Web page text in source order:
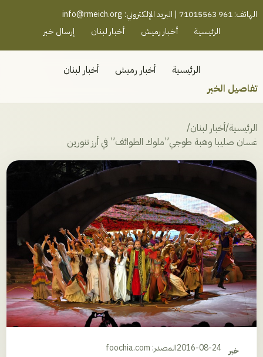
رميش جنوب - لبنان
الهاتف: 961 71015563 | البريد الإلكتروني:
info@rmeich.org
الرئيسية
أخبار رميش أخبار لبنان إرسال خبر
الرئيسية أخبار رميش
أخبار لبنان
تفاصيل الخبر
الرئيسية/أخبار لبنان/
غسان صليبا وهبة طوجي”ملوك الطوائف” في أرز تنورين
خبر 2016-08-24المصدر: foochia.com